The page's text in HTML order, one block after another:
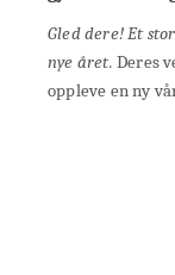
Gled dere! Et
nye året.Deres
oppleve en ny